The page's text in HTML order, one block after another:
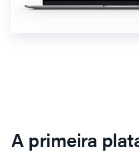
A primeira